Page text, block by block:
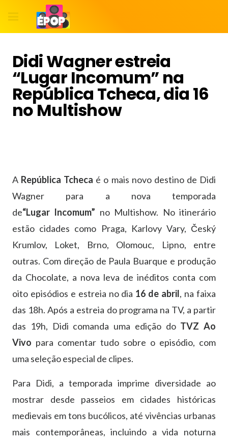
Didi Wagner estreia
“Lugar Incomum” na
República Tcheca, dia 16
no Multishow
A República Tcheca é o mais novo destino de Didi
Wagner para a nova temporada
de“Lugar Incomum” no Multishow. No itinerário
estão cidades como Praga, Karlovy Vary, Český
Krumlov, Loket, Brno, Olomouc, Lipno, entre
outras. Com direção de Paula Buarque e produção
da Chocolate, a nova leva de inéditos conta com
oito episódios e estreia no dia 16 de abril, na faixa
das 18h. Após a estreia do programa na TV, a partir
das 19h, Didi comanda uma edição do TVZ Ao
Vivo para comentar tudo sobre o episódio, com
uma seleção especial de clipes.
Para Didi, a temporada imprime diversidade ao
mostrar desde passeios em cidades históricas
medievais em tons bucólicos, até vivências urbanas
mais contemporâneas, incluindo a vida noturna